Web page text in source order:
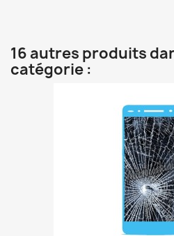
16 autres produits
catégorie :